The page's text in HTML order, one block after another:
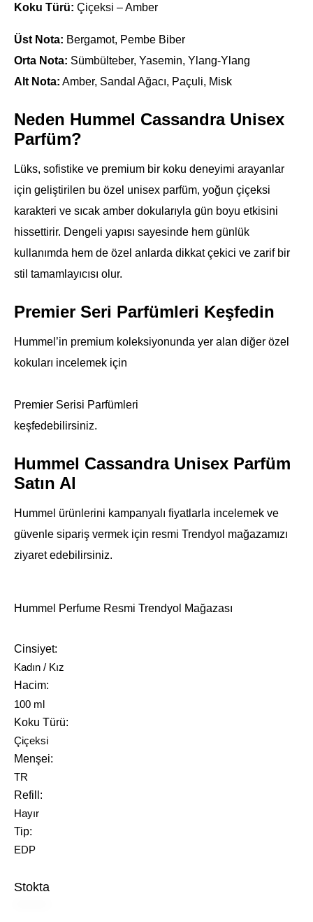
Koku Türü: Çiçeksi – Amber
Üst Nota: Bergamot, Pembe Biber
Orta Nota: Sümbülteber, Yasemin, Ylang-Ylang
Alt Nota: Amber, Sandal Ağacı, Paçuli, Misk
Neden Hummel Cassandra Unisex
Parfüm?
Lüks, sofistike ve premium bir koku deneyimi arayanlar
için geliştirilen bu özel unisex parfüm, yoğun çiçeksi
karakteri ve sıcak amber dokularıyla gün boyu etkisini
hissettirir. Dengeli yapısı sayesinde hem günlük
kullanımda hem de özel anlarda dikkat çekici ve zarif bir
stil tamamlayıcısı olur.
Premier Seri Parfümleri Keşfedin
Hummel’in premium koleksiyonunda yer alan diğer özel
kokuları incelemek için
Premier Serisi Parfümleri
keşfedebilirsiniz.
Hummel Cassandra Unisex Parfüm
Satın Al
Hummel ürünlerini kampanyalı fiyatlarla incelemek ve
güvenle sipariş vermek için resmi Trendyol mağazamızı
ziyaret edebilirsiniz.
Hummel Perfume Resmi Trendyol Mağazası
Cinsiyet
Kadın / Kız
Hacim
100 ml
Koku Türü
Çiçeksi
Menşei
TR
Refill
Hayır
Tip
EDP
Stokta